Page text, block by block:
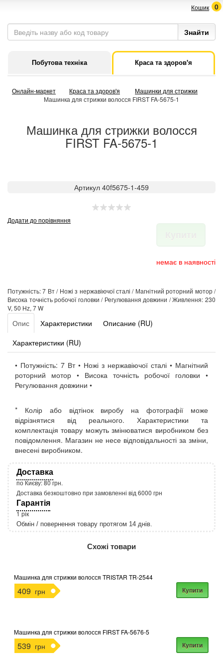
Кошик 0
Побутова техніка Краса та здоров'я
Онлайн-маркет Краса та здоров'я
Машинки для стрижки
Машинка для стрижки волосся FIRST FA-5675-1
Машинка для стрижки волосся
FIRST FA-5675-1
Артикул 40f5675-1-459
Додати до порівняння
немає в наявності
Потужність: 7 Вт / Ножі з нержавіючої сталі / Магнітний роторний мотор /
Висока точність робочої головки / Регулювання довжини / Живлення: 230
V, 50 Hz, 7 W
Опис Характеристики
Описание (RU)
Характеристики (RU)
• Потужність: 7 Вт • Ножі з нержавіючої сталі • Магнітний
роторний мотор • Висока точність робочої головки •
Регулювання довжини •
* Колір або відтінок виробу на фотографії може
відрізнятися від реального. Характеристики та
комплектація товару можуть змінюватися виробником без
повідомлення. Магазин не несе відповідальності за зміни,
внесені виробником.
Доставка
по Києву: 80 грн.
Доставка безкоштовно при замовленні від 6000 грн
Гарантія
1 рік
Обмін / повернення товару протягом 14 днів.
Схожі товари
Машинка для стрижки волосся TRISTAR TR-2544
409 грн Купити
Машинка для стрижки волосся FIRST FA-5676-5
539 грн Купити